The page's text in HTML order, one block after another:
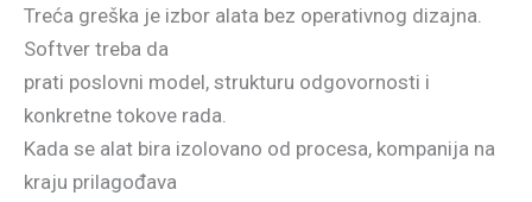
Treća greška je izbor alata bez operativnog dizajna.
Softver treba da
prati poslovni model, strukturu odgovornosti i
konkretne tokove rada.
Kada se alat bira izolovano od procesa, kompanija na
kraju prilagođava